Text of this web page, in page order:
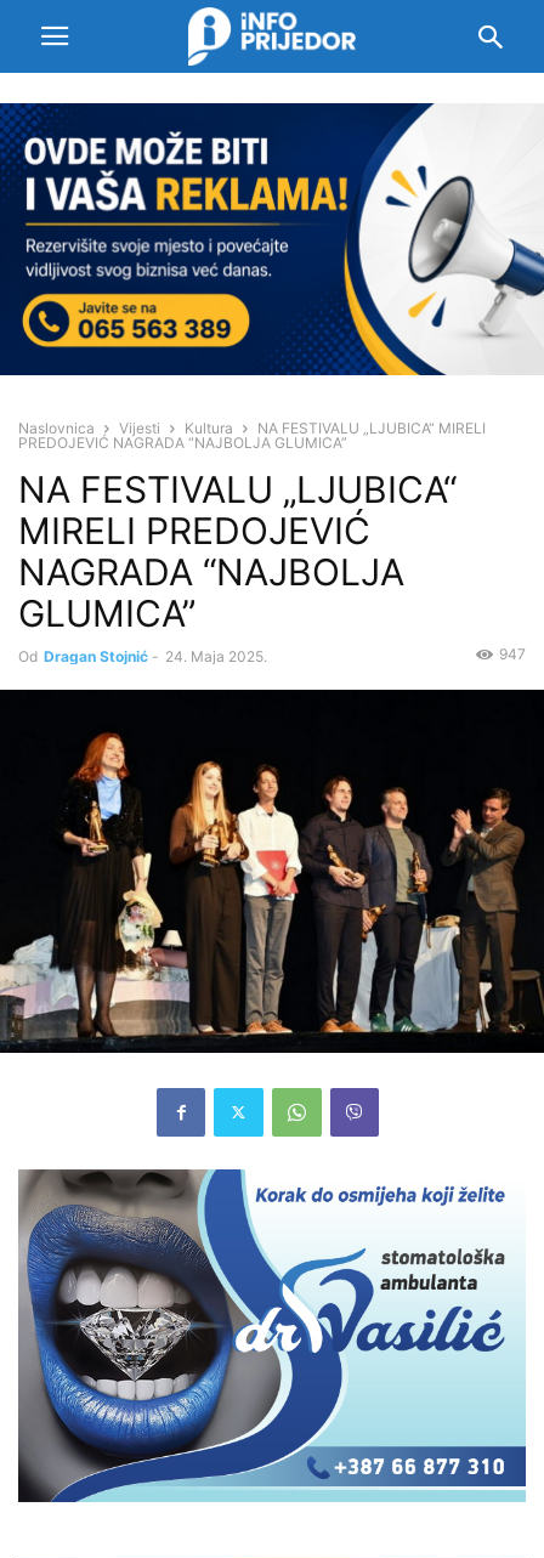
Naslovnica Vijesti Kultura
NA FESTIVALU „LJUBICA“ MIRELI
PREDOJEVIĆ NAGRADA “NAJBOLJA GLUMICA”
NA FESTIVALU „LJUBICA“
MIRELI PREDOJEVIĆ
NAGRADA “NAJBOLJA
GLUMICA”
Od Dragan Stojnić - 24. Maja 2025. 947